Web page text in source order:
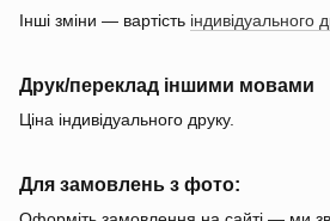
Інші зміни — вартість індивідуального
Друк/переклад іншими мовами
Ціна індивідуального друку.
Для замовлень з фото: